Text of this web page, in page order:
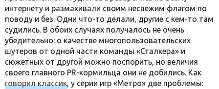
интернету и размахивали своим несвежим флагом по
поводу и без. Одни что-то делали, другие с кем-то там
судились. В обоих случаях получалось не очень
убедительно: о качестве многопользовательских
шутеров от одной части команды «Сталкера» и
сюжетных от другой можно поспорить, но величия
своего главного PR-кормильца они не добились. Как
говорил классик, у серии игр «Метро» две проблемы: